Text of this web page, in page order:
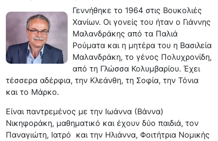
Γεννήθηκε το 1964 στις Βουκολιές
Χανίων. Οι γονείς του ήταν ο Γιάννης
Μαλανδράκης από τα Παλιά
Ρούματα και η μητέρα του η Βασιλεία
Μαλανδράκη, το γένος Πολυχρονίδη,
από τη Γλώσσα Κολυμβαρίου. Έχει
τέσσερα αδέρφια, την Κλεάνθη, τη Σοφία, την Τόνια
και το Μάρκο.
Είναι παντρεμένος με την Ιωάννα (Βάννα)
Νικηφοράκη, μαθηματικό και έχουν δύο παιδιά, τον
Παναγιώτη, Ιατρό και την Ηλιάννα, Φοιτήτρια Νομικής